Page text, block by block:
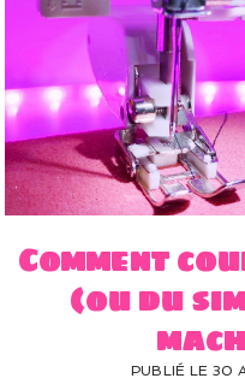
Comment
(ou du
PUBLIÉ LE 30